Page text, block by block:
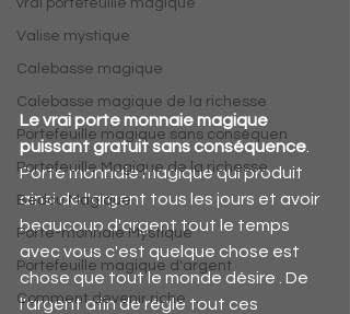
vrai portefeuille magique
Valise mystique
Calebasse magique
Calebasse magique de la richesse
Portefeuille magique sans conséquen
Portefeuille Magique de la richesse
Bedou Magique
Porte-monnaie Mystique
Portefeuille magique d'argent
Comment devenir riche
Le vrai porte monnaie magique
puissant gratuit sans conséquence
Porte monnaie magique qui produit
ainsi de l'argent tous les jours et avoir
beaucoup d'argent tout le temps
avec vous c'est quelque chose est
chose que tout le monde désire . De
l'argent afin de réglé tout ces